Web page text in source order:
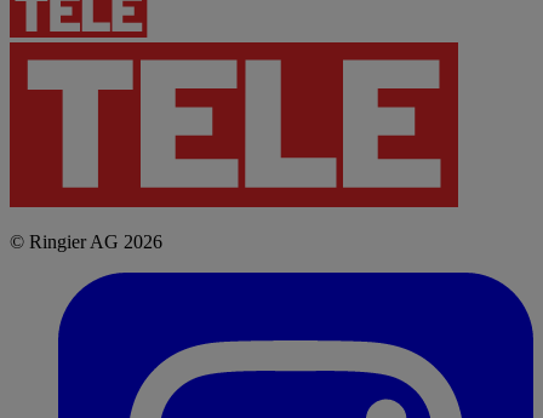
© Ringier AG 2026